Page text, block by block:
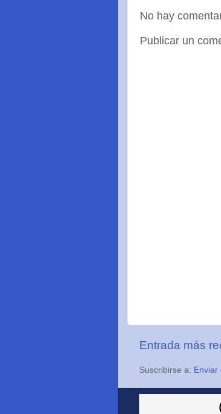
No hay
Publicar un
Entrada más
Suscribirse a: Enviar